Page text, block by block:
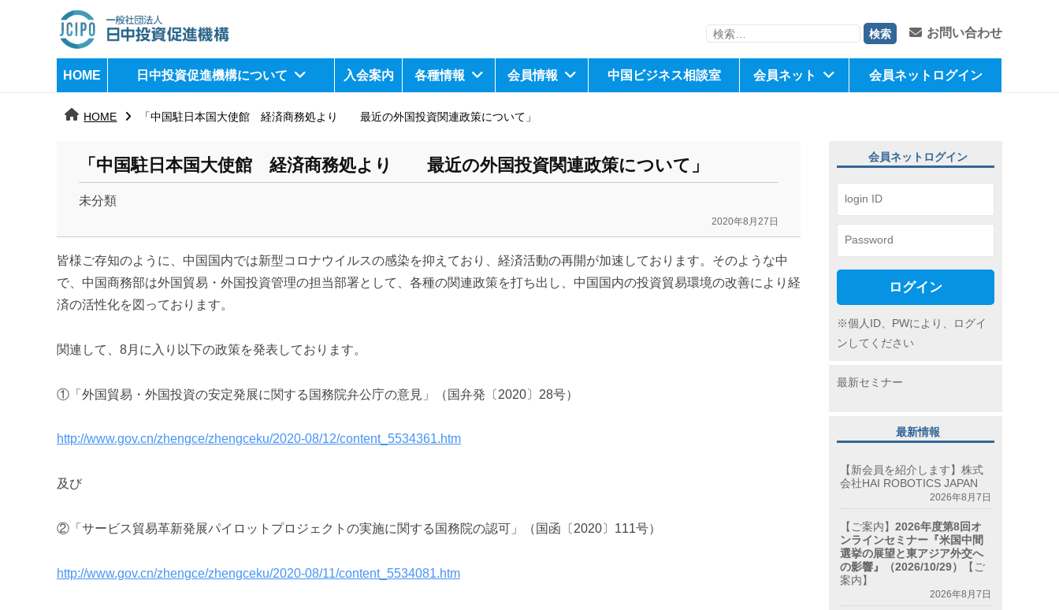
日
中
進
機
構
j
検
お問い合わせ
HOME 日中投資促進機構について 入会案内 各種情報 会員情報 中国ビジネス相談室 会員ネット 会員ネットログイン
HOME 「中国駐日本国大使館 経済商務処より 最近の外国投資関連政策について」
「中国駐日本国大使館 経済商務処より 最近の外国投資関連政策について」
未分類
2020年8月27日
k
a
n
m
皆様ご存知のように、中国国内では新型コロナウイルスの感染を抑えており、経済活動の再開が加速しております。そのような中
で、中国商務部は外国貿易・外国投資管理の担当部署として、各種の関連政策を打ち出し、中国国内の投資貿易環境の改善により経
済の活性化を図っております。
関連して、8月に入り以下の政策を発表しております。
①「外国貿易・外国投資の安定発展に関する国務院弁公庁の意見」（国弁発〔2020〕28号）
http://www.gov.cn/zhengce/zhengceku/2020-08/12/content_5534361.htm
及び
②「サービス貿易革新発展パイロットプロジェクトの実施に関する国務院の認可」（国函〔2020〕111号）
http://www.gov.cn/zhengce/zhengceku/2020-08/11/content_5534081.htm
会員ネットログイン
ログイン
※個人ID、PWにより、ログイ
ンしてください
最新セミナー
最新情報
【新会員を紹介します】株式
会社HAI ROBOTICS JAPAN
2026年8月7日
【ご案内】2026年度第8回オ
ンラインセミナー『米国中間
選挙の展望と東アジア外交へ
の影響』（2026/10/29）
【ご
案内】
2026年8月7日